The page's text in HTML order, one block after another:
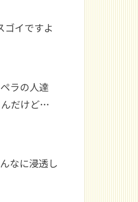
ゴイですよ
ラの人達
んだけど…
なに浸透し